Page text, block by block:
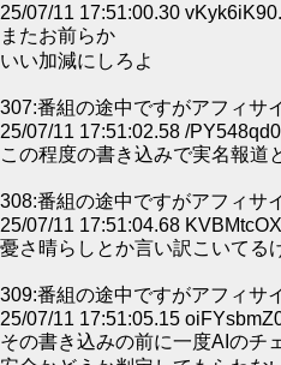
25/07/11 17:51:00.30
またお前らか
いい加減にしろよ
307:番組の途中ですがアフィサ
25/07/11 17:51:02.58 /
この程度の書き込みで実名報道
308:番組の途中ですがアフィサ
25/07/11 17:51:04.68
憂さ晴らしとか言い訳こいてる
309:番組の途中ですがアフィサ
25/07/11 17:51:05.15
その書き込みの前に一度AIのチ